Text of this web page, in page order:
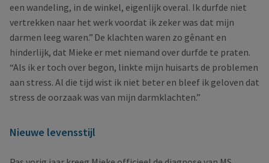
een wandeling, in de winkel, eigenlijk overal. Ik durfde niet
vertrekken naar het werk voordat ik zeker was dat mijn
darmen leeg waren.” De klachten waren zo gênant en
hinderlijk, dat Mieke er met niemand over durfde te praten.
“Als ik er toch over begon, linkte mijn huisarts de problemen
aan stress. Al die tijd wist ik niet beter en bleef ik geloven dat
stress de oorzaak was van mijn darmklachten.”
Nieuwe levensstijl